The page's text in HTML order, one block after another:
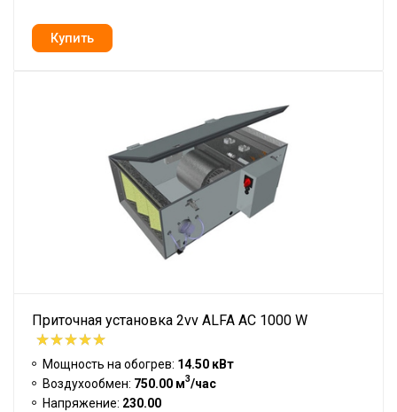
Приточная установка 2vv ALFA AC 1000 W
Мощность на обогрев: 14.50 кВт
Воздухообмен: 750.00 м3/час
Напряжение: 230.00